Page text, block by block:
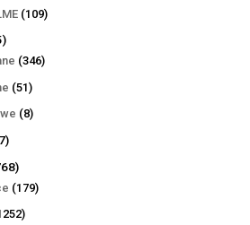
produktów
109109
405
produktów
346346
5151
produktów
88
97
produktów
3768
produktów
179179
1252